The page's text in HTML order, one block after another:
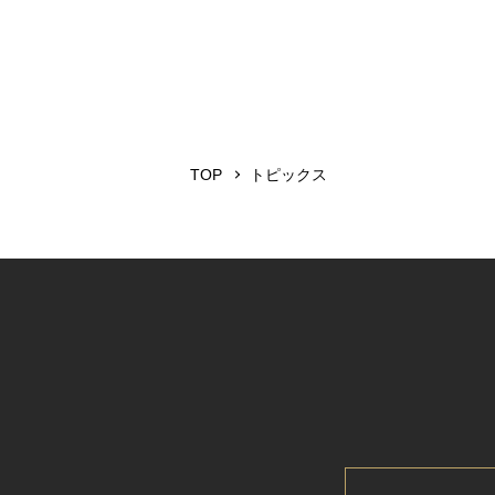
TOP トピックス